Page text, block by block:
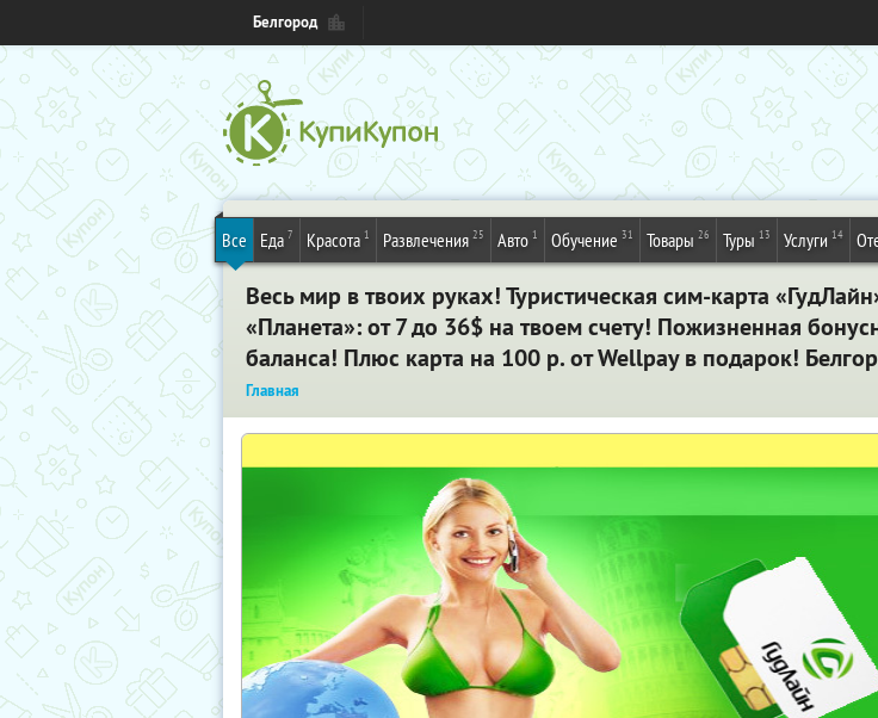
Белгород
Все Еда 7 Красота 1 Развлечения 25 Авто 1 Обучение 31 Товары 26 Туры 13 Услуги 14
Весь мир в твоих руках! Туристическая сим-карта
«Планета»: от 7 до 36$ на твоем счету! Пожизненная
баланса! Плюс карта на 100 р. от Wellpay в подарок!
Главная